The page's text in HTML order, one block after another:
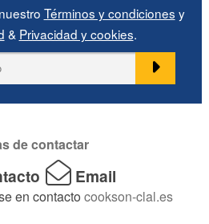
Términos y condiciones y
& Privacidad y cookies.
de contactar
Email
en contacto cookson-clal.es